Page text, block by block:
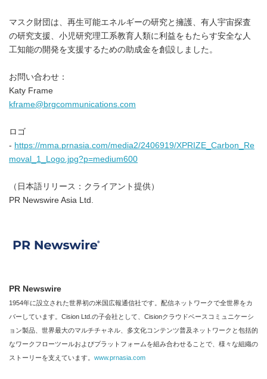
マスク財団は、再生可能エネルギーの研究と擁護、有人宇宙探査
の研究支援、小児研究理工系教育人類に利益をもたらす安全な人
工知能の開発を支援するための助成金を創設しました。
お問い合わせ：
Katy Frame
kframe@brgcommunications.com
ロゴ
- https://mma.prnasia.com/media2/2406919/XPRIZE_Carbon_Re
moval_1_Logo.jpg?p=medium600
（日本語リリース：クライアント提供）
PR Newswire Asia Ltd.
PR Newswire
1954年に設立された世界初の米国広報通信社です。配信ネットワークで全世界をカ
バーしています。Cision Ltd.の子会社として、Cisionクラウドベースコミュニケーシ
ョン製品、世界最大のマルチチャネル、多文化コンテンツ普及ネットワークと包括的
なワークフローツールおよびプラットフォームを組み合わせることで、様々な組織の
ストーリーを支えています。 www.prnasia.com